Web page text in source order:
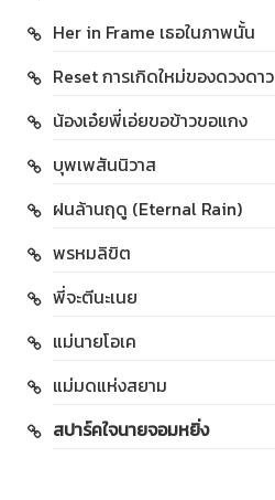
Her in Frame เธอในภาพนั้น
Reset การเกิดใหม่ของดวงดาว
น้องเอ๋ยพี่เอ่ยขอข้าวขอแกง
บุพเพสันนิวาส
ฝนล้านฤดู (Eternal Rain)
พรหมลิขิต
พี่จะตีนะเนย
แม่นายโอเค
แม่มดแห่งสยาม
สปาร์คใจนายจอมหยิ่ง